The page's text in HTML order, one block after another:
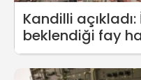
Kandilli
beklendiği fay